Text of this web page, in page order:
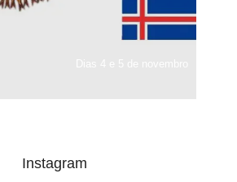
Instagram